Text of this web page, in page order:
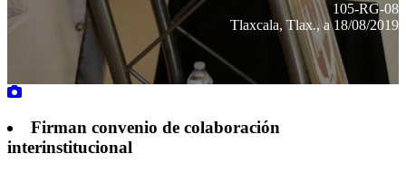
105-RG-08
Tlaxcala, Tlax., a 18/08/2019
Firman convenio de colaboración
interinstitucional